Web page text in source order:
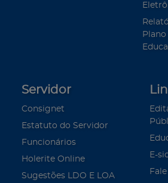
Servidor
Consignet
Estatuto do Servidor
Funcionários
Holerite Online
Sugestões LDO E LOA
E-sic